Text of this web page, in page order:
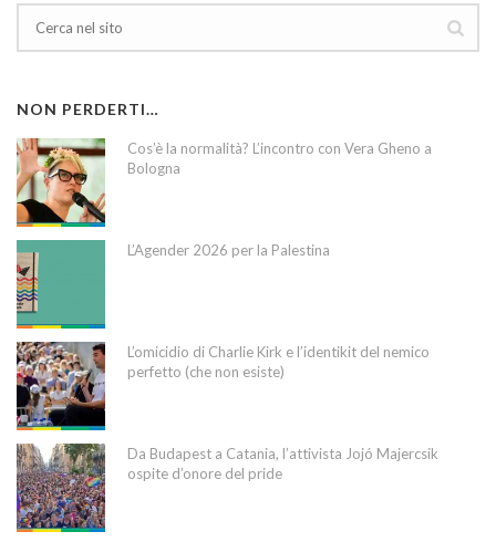
NON PERDERTI…
Cos’è la normalità? L’incontro con Vera Gheno a
Bologna
L’Agender 2026 per la Palestina
L’omicidio di Charlie Kirk e l’identikit del nemico
perfetto (che non esiste)
Da Budapest a Catania, l’attivista Jojó Majercsik
ospite d’onore del pride